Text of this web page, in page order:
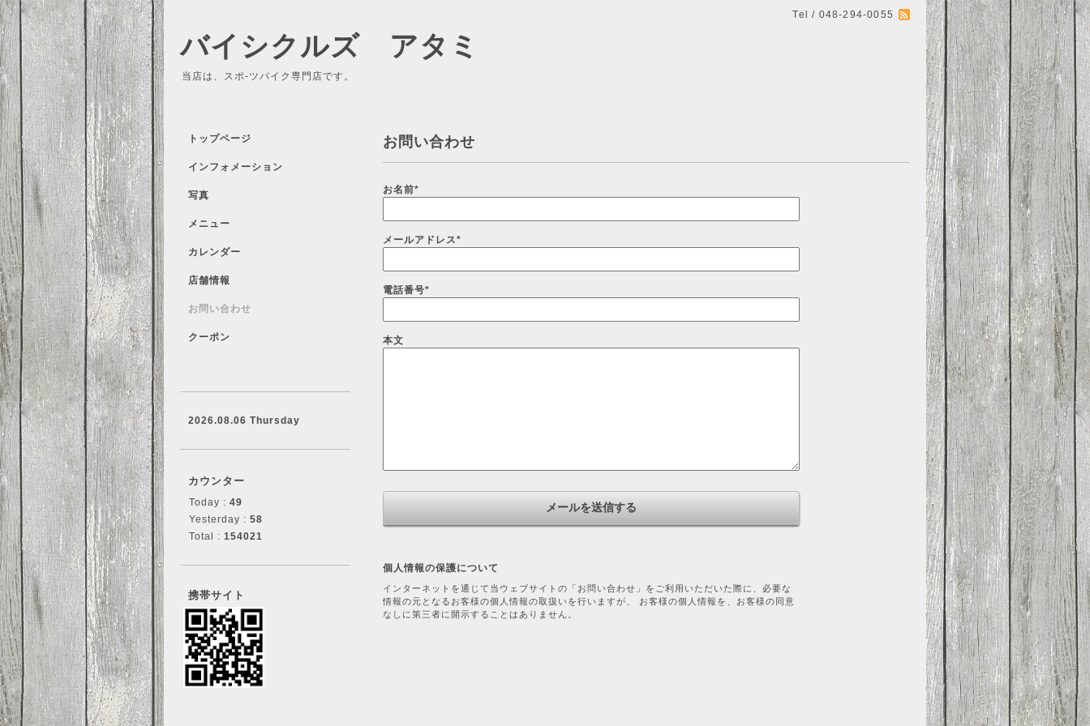
Tel / 048-294-0055
バイシクルズ アタミ
当店は、スポ-ツバイク専門店です。
お問い合わせ
お名前*
メールアドレス*
電話番号*
本文
個人情報の保護について
インターネットを通じて当ウェブサイトの「お問い合わせ」をご利用いただいた際に、必要な
情報の元となるお客様の個人情報の取扱いを行いますが、 お客様の個人情報を、お客様の同意
なしに第三者に開示することはありません。
トップページ
インフォメーション
写真
メニュー
カレンダー
店舗情報
お問い合わせ
クーポン
2026.08.06 Thursday
カウンター
Today : 49
Yesterday : 58
Total : 154021
携帯サイト